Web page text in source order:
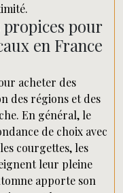
propices pour
en France
acheter des
des régions et des
En général, le
de choix avec
courgettes, les
leur pleine
apporte son